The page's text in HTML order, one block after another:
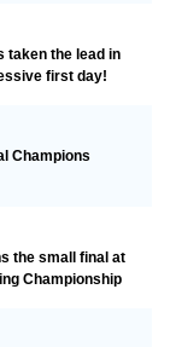
taken the lead in
first day!​
Champions
the small final at
Championship